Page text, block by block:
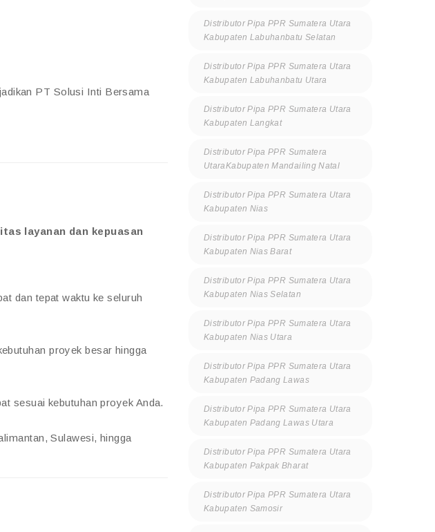
PT Solusi Inti Bersama
layanan dan kepuasan
dan tepat waktu ke seluruh
proyek besar hingga
sesuai kebutuhan proyek Anda.
Sulawesi, hingga
Distributor Pipa PPR Sumatera Utara
Kabupaten Labuhanbatu Selatan
Distributor Pipa PPR Sumatera Utara
Kabupaten Labuhanbatu Utara
Distributor Pipa PPR Sumatera Utara
Kabupaten Langkat
Distributor Pipa PPR Sumatera
UtaraKabupaten Mandailing Natal
Distributor Pipa PPR Sumatera Utara
Kabupaten Nias
Distributor Pipa PPR Sumatera Utara
Kabupaten Nias Barat
Distributor Pipa PPR Sumatera Utara
Kabupaten Nias Selatan
Distributor Pipa PPR Sumatera Utara
Kabupaten Nias Utara
Distributor Pipa PPR Sumatera Utara
Kabupaten Padang Lawas
Distributor Pipa PPR Sumatera Utara
Kabupaten Padang Lawas Utara
Distributor Pipa PPR Sumatera Utara
Kabupaten Pakpak Bharat
Distributor Pipa PPR Sumatera Utara
Kabupaten Samosir